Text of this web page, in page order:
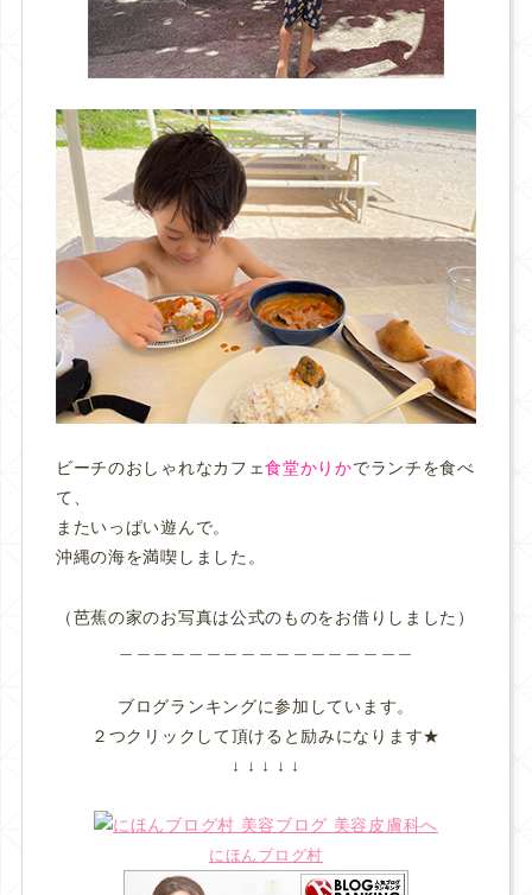
ビーチのおしゃれなカフェ食堂かりかでランチを食べ
て、
またいっぱい遊んで。
沖縄の海を満喫しました。
（芭蕉の家のお写真は公式のものをお借りしました）
ブログランキングに参加しています。
２つクリックして頂けると励みになります★
↓ ↓ ↓ ↓ ↓
にほんブログ村